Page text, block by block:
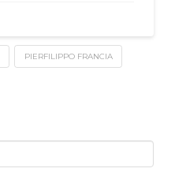
PIERFILIPPO FRANCIA